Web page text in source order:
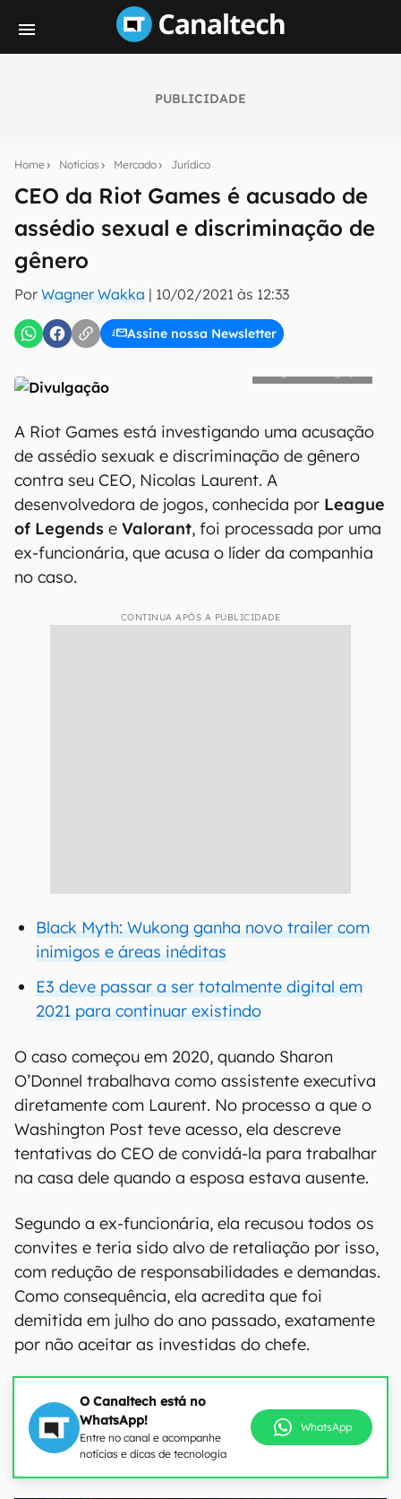
PUBLICIDADE
Home Notícias Mercado Jurídico
CEO da Riot Games é acusado de
assédio sexual e discriminação de
gênero
Por Wagner Wakka | 10/02/2021 às 12:33
Assine nossa Newsletter
notícias e reviews sobre tecnologia em primeira
mão.
E-mail
inscreva-se
Uso e Política de Privacidade do Canaltech.
A Riot Games está investigando uma acusação
de assédio sexuak e discriminação de gênero
contra seu CEO, Nicolas Laurent. A
desenvolvedora de jogos, conhecida por League
of Legends e Valorant, foi processada por uma
ex-funcionária, que acusa o líder da companhia
no caso.
CONTINUA APÓS A PUBLICIDADE
Black Myth: Wukong ganha novo trailer com
inimigos e áreas inéditas
E3 deve passar a ser totalmente digital em
2021 para continuar existindo
O caso começou em 2020, quando Sharon
O’Donnel trabalhava como assistente executiva
diretamente com Laurent. No processo a que o
Washington Post teve acesso, ela descreve
tentativas do CEO de convidá-la para trabalhar
na casa dele quando a esposa estava ausente.
Segundo a ex-funcionária, ela recusou todos os
convites e teria sido alvo de retaliação por isso,
com redução de responsabilidades e demandas.
Como consequência, ela acredita que foi
demitida em julho do ano passado, exatamente
por não aceitar as investidas do chefe.
O Canaltech está no
WhatsApp!
Entre no canal e acompanhe
notícias e dicas de tecnologia
WhatsApp